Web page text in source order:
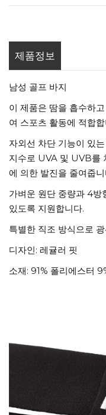
제품정보
남성 골프 바지
이 제품은 땀을 흡수하
여 스포츠 활동에 적합
자외선 차단 기능이 있
지수로 UVA 및 UVB를
에 의한 발진을 줄여줍니
가벼운 원단 중량과 4방
있도록 지원합니다.
특별한 직조 방식으로
디자인: 레귤러 핏
소재: 91% 폴리에스터